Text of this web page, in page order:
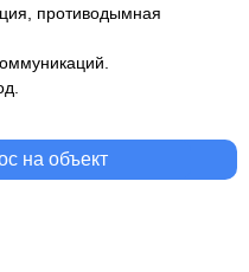
противодымная
на объект